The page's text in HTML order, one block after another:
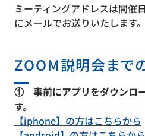
ミーティングアドレスは開催
にメールでお送りいたします。
ZOOM説明会まで
① 事前にアプリをダウンロ
す。
【iphone】の方はこちらから